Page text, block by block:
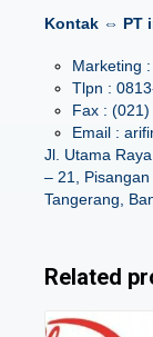
Kontak ⇔ PT
Marketing
Tlpn :
Fax :
Email :
Jl. Utama
– 21,
Tangerang,
Related